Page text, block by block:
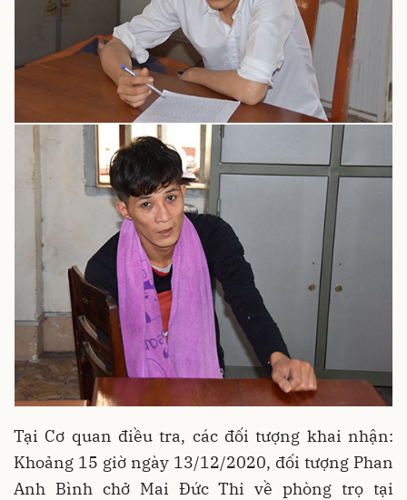
Tại Cơ quan điều tra, các đối tượng khai nhận:
Khoảng 15 giờ ngày 13/12/2020, đối tượng Phan
Anh Bình chở Mai Đức Thi về phòng trọ tại